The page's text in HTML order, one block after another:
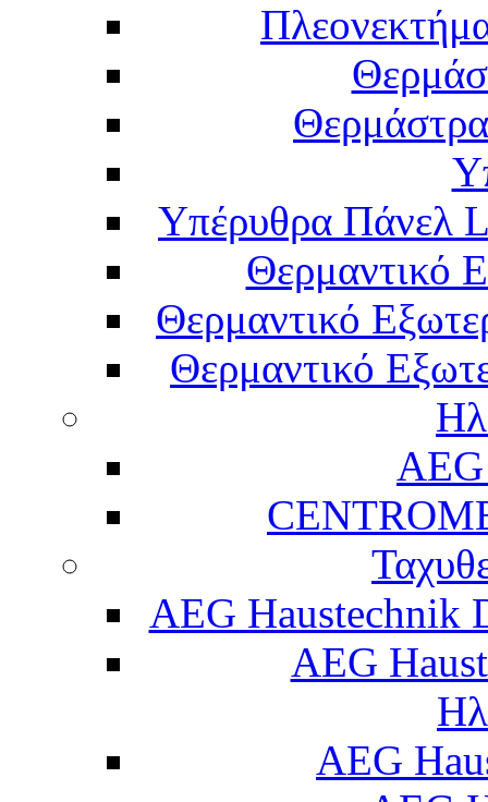
Υπέρυθρα Πάνελ
Θερμαντικό
Θερμαντικό
Θερμαντικό
AEG Haustechnik
AEG
AEG